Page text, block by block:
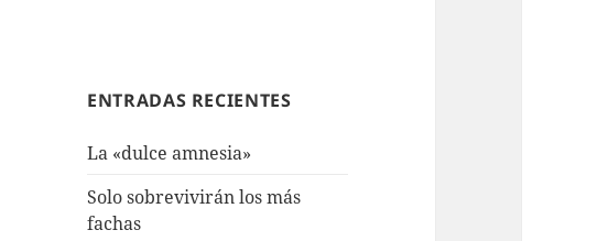
ENTRADAS RECIENTES
La «dulce amnesia»
Solo sobrevivirán los más
fachas